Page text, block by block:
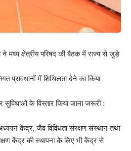
ने मध्य क्षेत्रीय परिषद की बैठक में राज्य से जुड़े
प्रावधानों में शिथिलता देने का किया
सुविधाओं के विस्तार किया जाना जरूरी :
केंद्र, जैव विविधता संरक्षण संस्थान तथा
केंद्र की स्थापना के लिए भी केंद्र से